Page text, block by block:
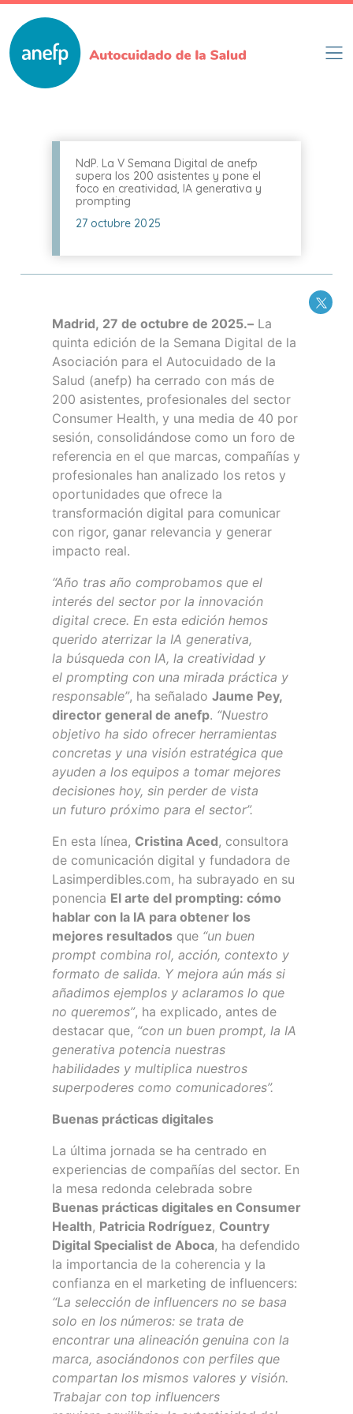
contenido
principal
NdP. La V Semana Digital de anefp
supera los 200 asistentes y pone el
foco en creatividad, IA generativa y
prompting
27 octubre 2025
Madrid, 27 de octubre de 2025.–La
quinta edición de la Semana Digital de la
Asociación para el Autocuidado de la
Salud (anefp) ha cerrado con más de
200 asistentes, profesionales del sector
Consumer Health, y una media de 40 por
sesión, consolidándose como un foro de
referencia en el que marcas, compañías y
profesionales han analizado los retos y
oportunidades que ofrece la
transformación digital para comunicar
con rigor, ganar relevancia y generar
impacto real.
“Año tras año comprobamos que el
interés del sector por la innovación
digital crece. En esta edición hemos
querido aterrizar la IA generativa,
la búsqueda con IA, la creatividad y
el prompting con una mirada práctica y
responsable”, ha señalado Jaume Pey,
director general de anefp. “Nuestro
objetivo ha sido ofrecer herramientas
concretas y una visión estratégica que
ayuden a los equipos a tomar mejores
decisiones hoy, sin perder de vista
un futuro próximo para el sector”.
En esta línea, Cristina Aced, consultora
de comunicación digital y fundadora de
Lasimperdibles.com, ha subrayado en su
ponencia El arte del prompting: cómo
hablar con la IA para obtener los
mejores resultadosque “un buen
prompt combina rol, acción, contexto y
formato de salida. Y mejora aún más si
añadimos ejemplos y aclaramos lo que
no queremos”, ha explicado, antes de
destacar que, “con un buen prompt, la IA
generativa potencia nuestras
habilidades y multiplica nuestros
superpoderes como comunicadores”.
Buenas prácticas digitales
La última jornada se ha centrado en
experiencias de compañías del sector. En
la mesa redonda celebrada sobre
Buenas prácticas digitales en Consumer
Health, Patricia Rodríguez, Country
Digital Specialist de Aboca, ha defendido
la importancia de la coherencia y la
confianza en el marketing de influencers:
“La selección de influencers no se basa
solo en los números: se trata de
encontrar una alineación genuina con la
marca, asociándonos con perfiles que
compartan los mismos valores y visión.
Trabajar con top influencers